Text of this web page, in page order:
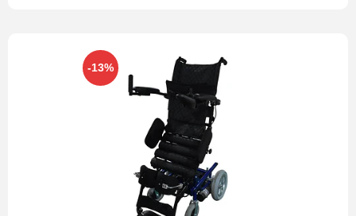
-13%